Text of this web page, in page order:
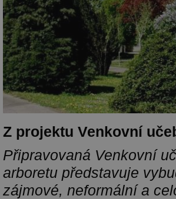
Z projektu Venkovní
Připravovaná Venkovní
arboretu představuje
zájmové, neformální a